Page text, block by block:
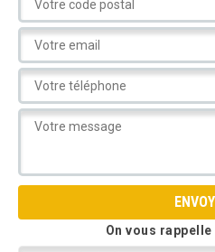
On vous